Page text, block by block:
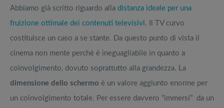
Abbiamo già scritto riguardo alla distanza ideale per una
fruizione ottimale dei contenuti televisivi. Il TV curvo
costituisce un caso a se stante. Da questo punto di vista il
cinema non mente perchè è ineguagliabile in quanto a
coinvolgimento, dovuto soprattutto alla grandezza. La
dimensione dello schermo è un valore aggiunto enorme per
un coinvolgimento totale. Per essere davvero “immersi” da un